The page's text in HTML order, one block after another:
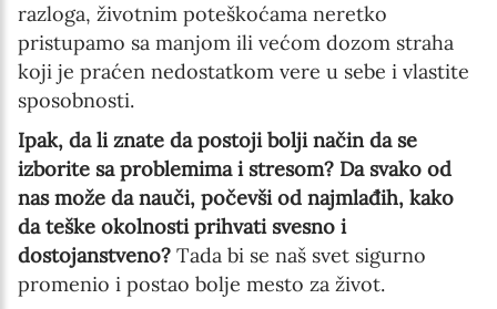
razloga, životnim poteškoćama neretko
pristupamo sa manjom ili većom dozom straha
koji je praćen nedostatkom vere u sebe i vlastite
sposobnosti.
Ipak, da li znate da postoji bolji način da se
izborite sa problemima i stresom? Da svako od
nas može da nauči, počevši od najmlađih, kako
da teške okolnosti prihvati svesno i
dostojanstveno? Tada bi se naš svet sigurno
promenio i postao bolje mesto za život.